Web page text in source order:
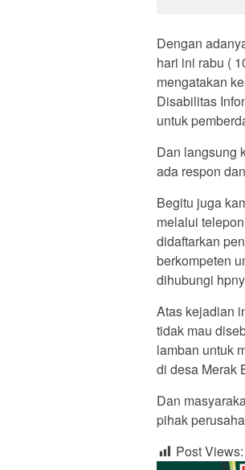
Dengan
hari ini rabu (
mengatakan
Disabilitas
untuk
Dan langsung
ada respon
Begitu juga
melalui
didaftarkan
berkompeten
dihubungi
Atas kejadian
tidak mau
lamban untuk
di desa Merak
Dan
pihak
Post Views: